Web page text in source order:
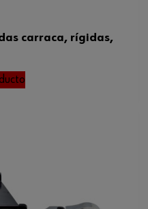
carraca, rígidas,